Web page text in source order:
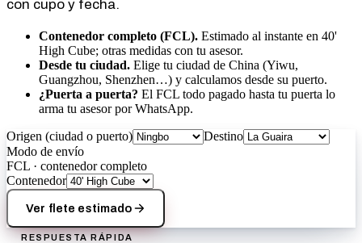
con cupo y fecha.
Contenedor completo (FCL). Estimado al instante en 40'
High Cube; otras medidas con tu asesor.
Desde tu ciudad. Elige tu ciudad de China (Yiwu,
Guangzhou, Shenzhen…) y calculamos desde su puerto.
¿Puerta a puerta? El FCL todo pagado hasta tu puerta lo
arma tu asesor por WhatsApp.
Origen (ciudad o puerto)
Destino
Modo de envío
FCL · contenedor completo
Contenedor
Ver flete estimado
RESPUESTA RÁPIDA